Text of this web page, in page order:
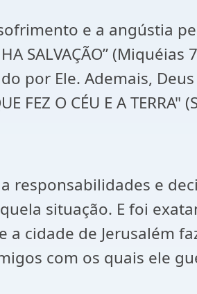
e a angústia
SALVAÇÃO” (Miquéias
por Ele. Ademais,
FEZ O CÉU E A TERRA"
responsabilidades e
situação. E foi
cidade de Jerusalém
com os quais ele